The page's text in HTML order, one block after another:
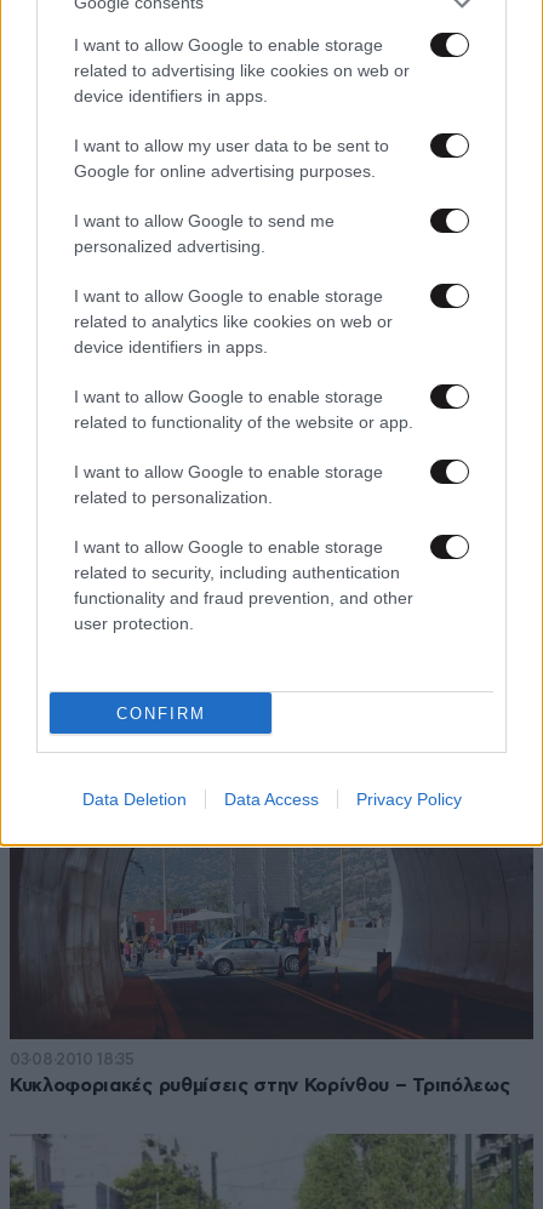
I want to allow Google to enable storage
related to advertising like cookies on web or
device identifiers in apps.
I want to allow my user data to be sent to
Google for online advertising purposes.
I want to allow Google to send me
personalized advertising.
I want to allow Google to enable storage
related to analytics like cookies on web or
device identifiers in apps.
I want to allow Google to enable storage
related to functionality of the website or app.
I want to allow Google to enable storage
related to personalization.
I want to allow Google to enable storage
related to security, including authentication
functionality and fraud prevention, and other
user protection.
CONFIRM
Data Deletion Data Access Privacy Policy
11·08·2010 10:53
09·08·2010 10:00
03·08·2010 18:35
Κυκλοφοριακές ρυθμίσεις στην Κορίνθου – Τριπόλεως